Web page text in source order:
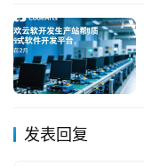
发表回复